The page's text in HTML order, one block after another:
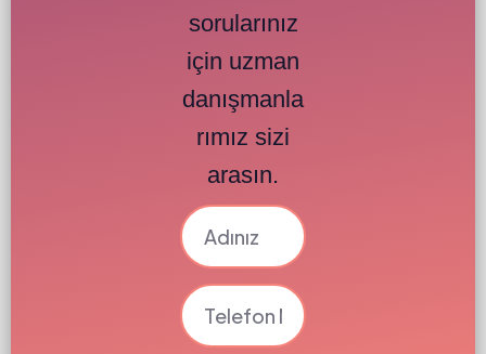
sorularınız
için uzman
danışmanla
rımız sizi
arasın.